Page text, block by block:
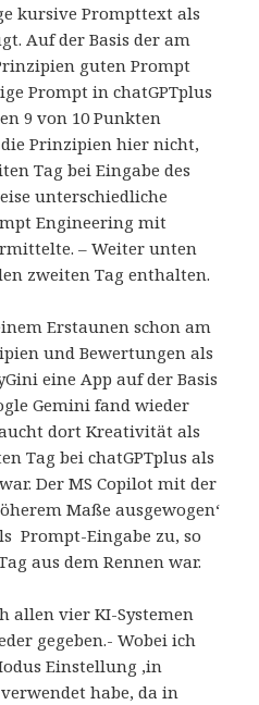
kursive Prompttext als
Auf der Basis der am
guten Prompt
Prompt in chatGPTplus
9 von 10 Punkten
Prinzipien hier nicht,
Tag bei Eingabe des
unterschiedliche
Engineering mit
– Weiter unten
zweiten Tag enthalten.
Erstaunen schon am
und Bewertungen als
eine App auf der Basis
Gemini fand wieder
dort Kreativität als
Tag bei chatGPTplus als
Der MS Copilot mit der
Maße ausgewogen‘
Prompt-Eingabe zu, so
aus dem Rennen war.
allen vier KI-Systemen
gegeben.- Wobei ich
Einstellung ‚in
habe, da in